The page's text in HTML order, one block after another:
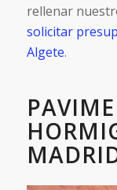
rellenar
solicitar
Algete.